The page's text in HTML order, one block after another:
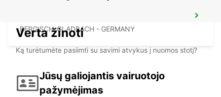
BERGISCH-GLADBACH - GERMANY
Verta žinoti
Ką turėtumėte pasiimti su savimi atvykus į nuomos stotį?
Jūsų galiojantis vairuotojo
pažymėjimas